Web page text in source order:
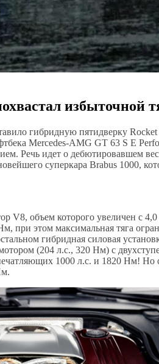
избыточной
гибридную пятидверку
Mercedes-AMG GT 63 S E
Речь идет о дебютировавшем
суперкара Brabus 1000,
V8, объем которого увеличен с
при этом максимальная тяга
гибридная силовая
(204 л.с., 320 Нм) с
1000 л.с. и 1820 Нм!